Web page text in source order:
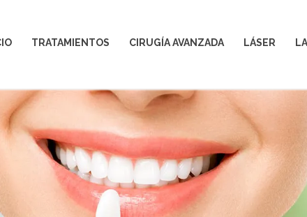
TRATAMIENTOS CIRUGÍA AVANZADA LÁSER